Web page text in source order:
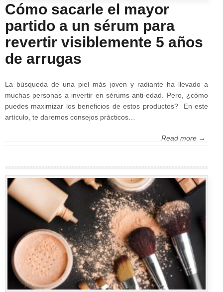
Cómo sacarle el mayor
partido a un sérum para
revertir visiblemente 5 años
de arrugas
La búsqueda de una piel más joven y radiante ha llevado a
muchas personas a invertir en sérums anti-edad. Pero, ¿cómo
puedes maximizar los beneficios de estos productos? En este
artículo, te daremos consejos prácticos…
Read more →